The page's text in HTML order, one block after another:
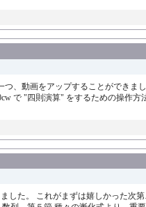
、動画をアップすることができま
で "四則演算" をするための操作
した。 これがまずは嬉しかった